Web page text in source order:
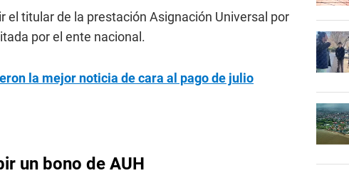
el titular de la prestación Asignación Universal por
por el ente nacional.
la mejor noticia de cara al pago de julio
un bono de AUH